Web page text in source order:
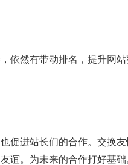
依然有带动排名，提升网
促进站长们的合作。交换
谊。为未来的合作打好基础